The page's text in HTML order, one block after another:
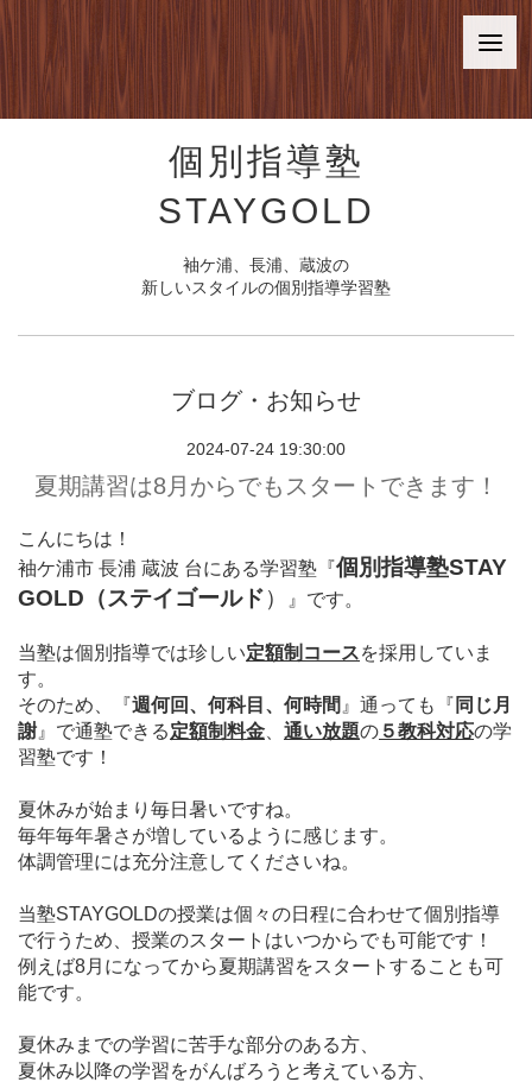
個別指導塾
STAYGOLD
袖ケ浦、長浦、蔵波の
新しいスタイルの個別指導学習塾
ブログ・お知らせ
2024-07-24 19:30:00
夏期講習は8月からでもスタートできます！
こんにちは！
袖ケ浦市 長浦 蔵波 台にある学習塾 『個別指導塾STAY
GOLD（ステイゴールド） 』 です。
当塾は個別指導では珍しい定額制コースを採用していま
す。
そのため、
『週何回、何科目、何時間 』通っても 『 同じ月
謝 』で通塾できる定額制料金 通い放題の ５教科対応の学
習塾です！
夏休みが始まり毎日暑いですね。
毎年毎年暑さが増しているように感じます。
体調管理には充分注意してくださいね。
当塾STAYGOLDの授業は個々の日程に合わせて個別指導
で行うため、授業のスタートはいつからでも可能です！
例えば8月になってから夏期講習をスタートすることも可
能です。
夏休みまでの学習に苦手な部分のある方、
夏休み以降の学習をがんばろうと考えている方、